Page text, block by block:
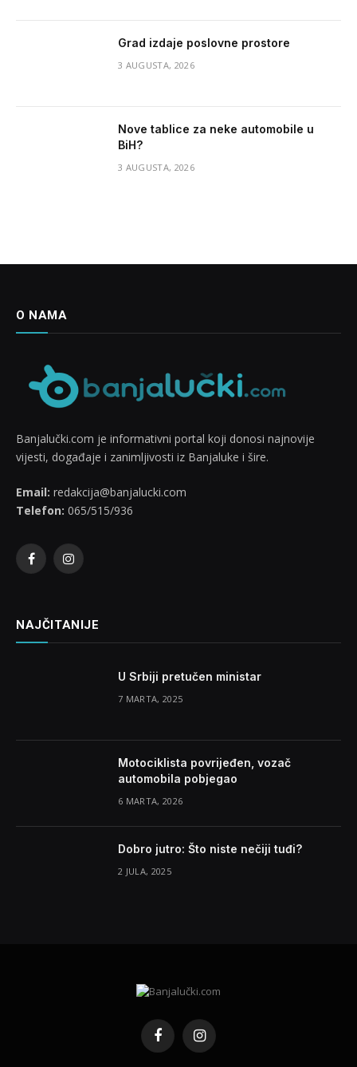
Grad izdaje poslovne prostore
3 AUGUSTA, 2026
Nove tablice za neke automobile u
BiH?
3 AUGUSTA, 2026
O NAMA
Banjalučki.com je informativni portal koji donosi najnovije
vijesti, događaje i zanimljivosti iz Banjaluke i šire.
Email: redakcija@banjalucki.com
Telefon: 065/515/936
FacebookInstagram
NAJČITANIJE
U Srbiji pretučen ministar
7 MARTA, 2025
Motociklista povrijeđen, vozač
automobila pobjegao
6 MARTA, 2026
Dobro jutro: Što niste nečiji tuđi?
2 JULA, 2025
FacebookInstagram